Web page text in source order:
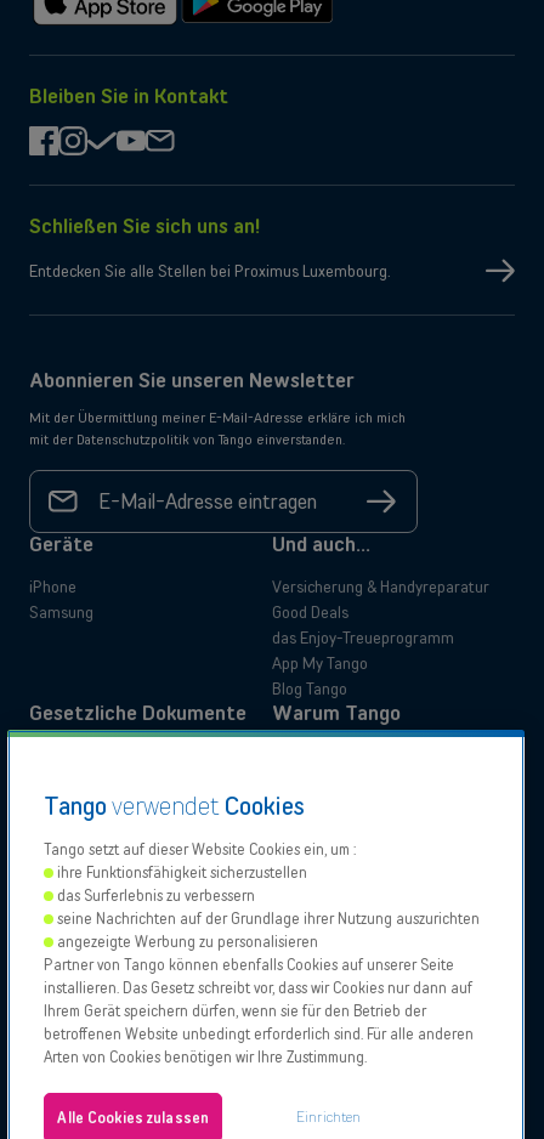
Privatkunden
Support kontaktieren
Verkaufsstellen
Über uns
Lösungen entdecken
einem persönlichen Gespräch von einem unserer Vertriebsexperten
Termin buchen
App
herunterladen
Google
herunterladen
Bleiben Sie in Kontakt
facebook
instagram
checkyoutube
mail
Schließen Sie sich uns an!
Entdecken Sie alle Stellen bei Proximus Luxembourg.
Abonnieren Sie unseren Newsletter
Mit der Übermittlung meiner E-Mail-Adresse erkläre ich mich
mit der Datenschutzpolitik von Tango einverstanden.
Ihre E-
Mail-
Adresse
*
Registrieren
Geräte
iPhone
Samsung
Und auch...
Versicherung & Handyreparatur
Good Deals
das Enjoy-Treueprogramm
App My Tango
Blog Tango
Gesetzliche Dokumente
Anleitungen
Warum Tango
Wechseln Sie zu Tango
Unsere
Partner
Proximus
Proximus
NXT
Vodafone
Tango 2026, Alle Rechte vorbehalten.
Erlaubnis zur Geschäftsausübung
Allgemeine und besondere Geschäftsbedingungen
Impressum und Cookie-Politik
Jobs
TangoverwendetCookies
Tango setzt auf dieser Website Cookies ein, um :
ihre Funktionsfähigkeit sicherzustellen
das Surferlebnis zu verbessern
seine Nachrichten auf der Grundlage ihrer Nutzung auszurichten
angezeigte Werbung zu personalisieren
Partner von Tango können ebenfalls Cookies auf unserer Seite
installieren. Das Gesetz schreibt vor, dass wir Cookies nur dann auf
Ihrem Gerät speichern dürfen, wenn sie für den Betrieb der
betroffenen Website unbedingt erforderlich sind. Für alle anderen
Arten von Cookies benötigen wir Ihre Zustimmung.
Einrichten
Alle Cookies zulassen